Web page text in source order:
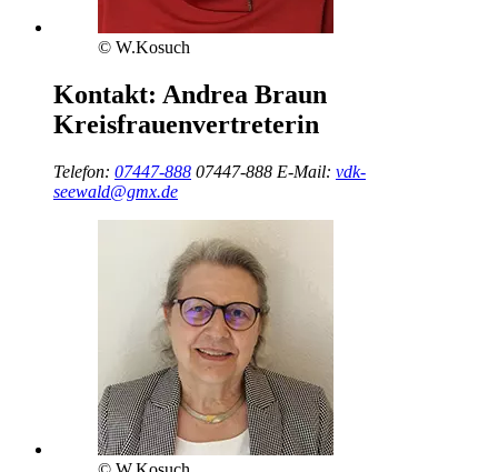
© W.Kosuch
Kontakt: Andrea Braun
Kreisfrauenvertreterin
Telefon: 07447-888 07447-888 E-Mail: vdk-
seewald@gmx.de